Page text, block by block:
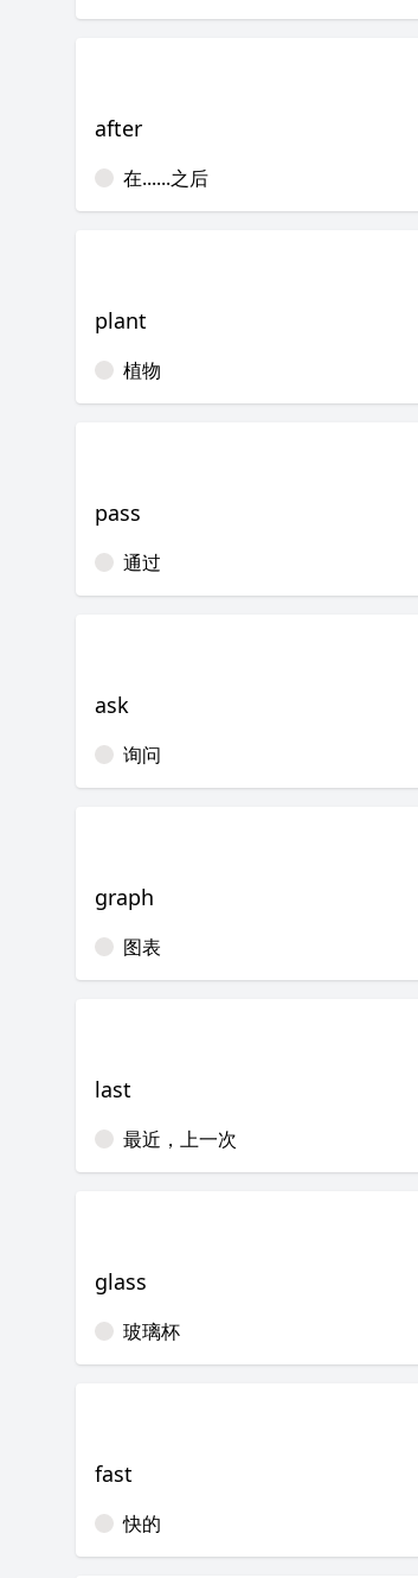
after
在......之后
plant
植物
pass
通过
ask
询问
graph
图表
last
最近，上一次
glass
玻璃杯
fast
快的